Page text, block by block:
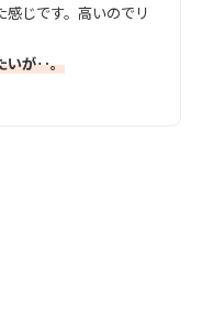
じです。高いのでリ
いが‥。